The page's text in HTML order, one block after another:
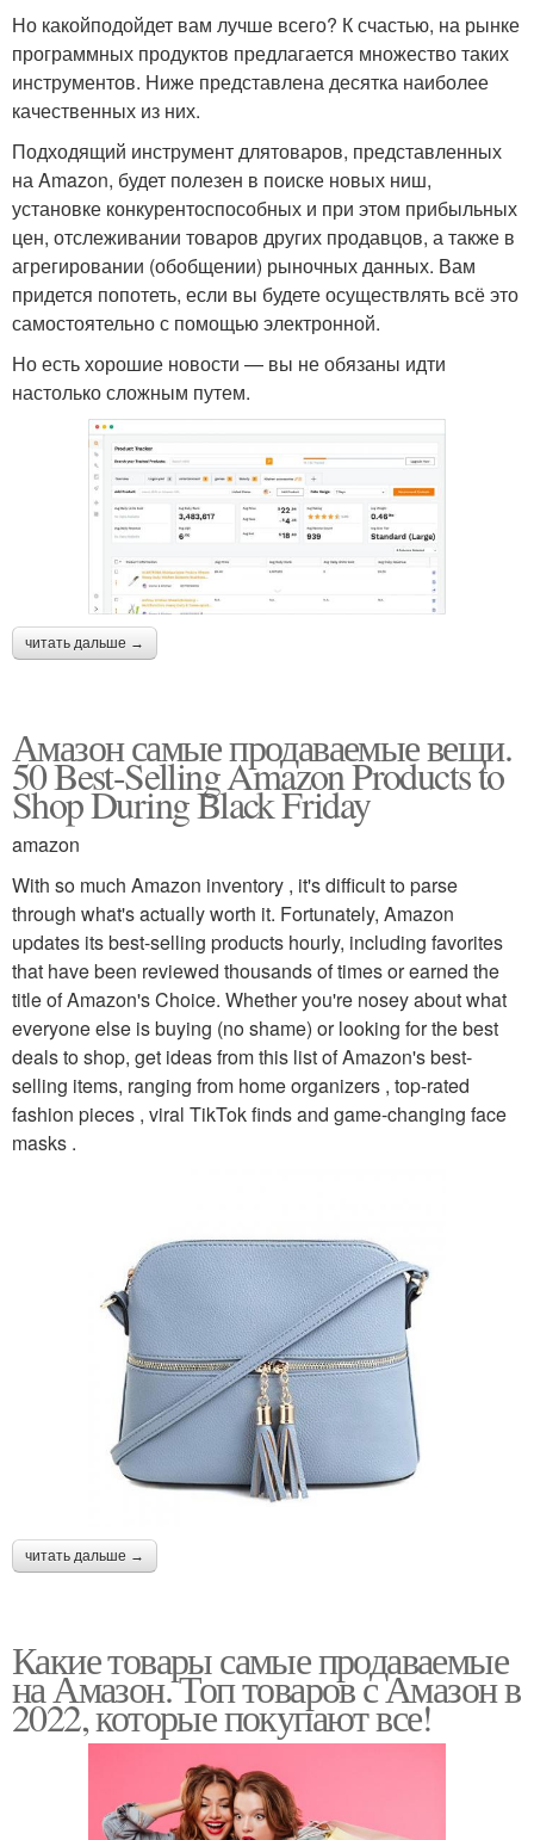
Но какойподойдет вам лучше всего? К счастью, на рынке
программных продуктов предлагается множество таких
инструментов. Ниже представлена десятка наиболее
качественных из них.
Подходящий инструмент длятоваров, представленных
на Amazon, будет полезен в поиске новых ниш,
установке конкурентоспособных и при этом прибыльных
цен, отслеживании товаров других продавцов, а также в
агрегировании (обобщении) рыночных данных. Вам
придется попотеть, если вы будете осуществлять всё это
самостоятельно с помощью электронной.
Но есть хорошие новости — вы не обязаны идти
настолько сложным путем.
читать дальше →
Амазон самые продаваемые вещи.
50 Best-Selling Amazon Products to
Shop During Black Friday
amazon
With so much Amazon inventory , it's difficult to parse
through what's actually worth it. Fortunately, Amazon
updates its best-selling products hourly, including favorites
that have been reviewed thousands of times or earned the
title of Amazon's Choice. Whether you're nosey about what
everyone else is buying (no shame) or looking for the best
deals to shop, get ideas from this list of Amazon's best-
selling items, ranging from home organizers , top-rated
fashion pieces , viral TikTok finds and game-changing face
masks .
читать дальше →
Какие товары самые продаваемые
на Амазон. Топ товаров с Амазон в
2022, которые покупают все!